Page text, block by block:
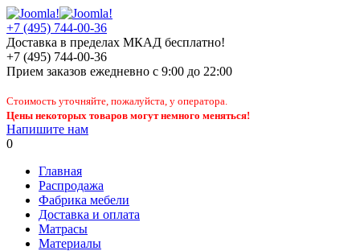
+7 (495) 744-00-36
Доставка в пределах МКАД бесплатно!
+7 (495) 744-00-36
Прием заказов ежедневно с 9:00 до 22:00
Стоимость уточняйте, пожалуйста, у оператора.
Цены некоторых товаров могут немного меняться!
Напишите нам
0
Главная
Распродажа
Фабрика мебели
Доставка и оплата
Матрасы
Материалы